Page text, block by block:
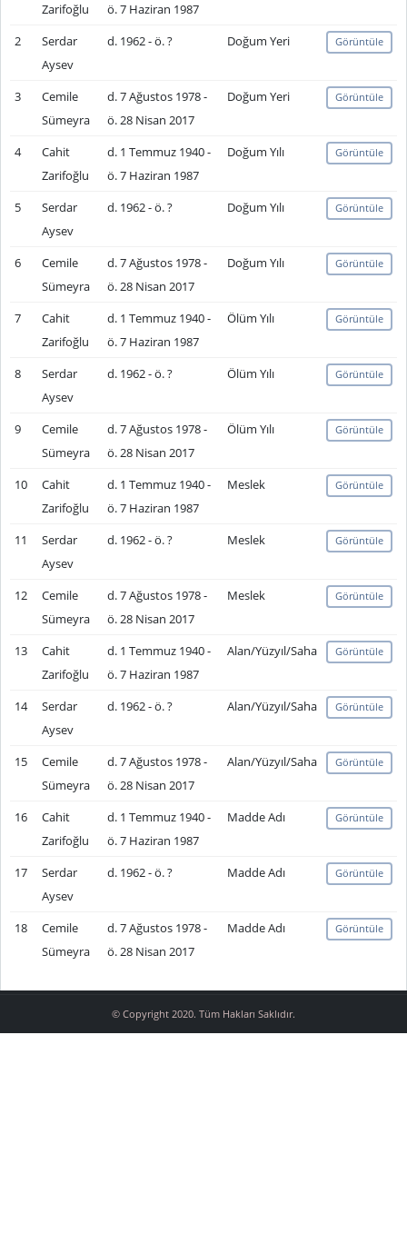
Zarifoğlu
ö. 7 Haziran 1987
2
Serdar
Aysev
d. 1962 - ö. ? Doğum Yeri Görüntüle
3
Cemile
Sümeyra
d. 7 Ağustos 1978 -
ö. 28 Nisan 2017
Doğum Yeri Görüntüle
4
Cahit
Zarifoğlu
d. 1 Temmuz 1940 -
ö. 7 Haziran 1987
Doğum Yılı Görüntüle
5
Serdar
Aysev
d. 1962 - ö. ? Doğum Yılı Görüntüle
6
Cemile
Sümeyra
d. 7 Ağustos 1978 -
ö. 28 Nisan 2017
Doğum Yılı Görüntüle
7
Cahit
Zarifoğlu
d. 1 Temmuz 1940 -
ö. 7 Haziran 1987
Ölüm Yılı Görüntüle
8
Serdar
Aysev
d. 1962 - ö. ? Ölüm Yılı Görüntüle
9
Cemile
Sümeyra
d. 7 Ağustos 1978 -
ö. 28 Nisan 2017
Ölüm Yılı Görüntüle
10
Cahit
Zarifoğlu
d. 1 Temmuz 1940 -
ö. 7 Haziran 1987
Meslek Görüntüle
11
Serdar
Aysev
d. 1962 - ö. ? Meslek Görüntüle
12
Cemile
Sümeyra
d. 7 Ağustos 1978 -
ö. 28 Nisan 2017
Meslek Görüntüle
13
Cahit
Zarifoğlu
d. 1 Temmuz 1940 -
ö. 7 Haziran 1987
Alan/Yüzyıl/Saha Görüntüle
14
Serdar
Aysev
d. 1962 - ö. ? Alan/Yüzyıl/Saha Görüntüle
15
Cemile
Sümeyra
d. 7 Ağustos 1978 -
ö. 28 Nisan 2017
Alan/Yüzyıl/Saha Görüntüle
16
Cahit
Zarifoğlu
d. 1 Temmuz 1940 -
ö. 7 Haziran 1987
Madde Adı Görüntüle
17
Serdar
Aysev
d. 1962 - ö. ? Madde Adı Görüntüle
18
Cemile
Sümeyra
d. 7 Ağustos 1978 -
ö. 28 Nisan 2017
Madde Adı Görüntüle
© Copyright 2020. Tüm Hakları Saklıdır.